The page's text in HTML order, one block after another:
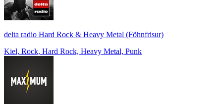
delta radio Hard Rock & Heavy Metal (Föhnfrisur)
Kiel, Rock, Hard Rock, Heavy Metal, Punk